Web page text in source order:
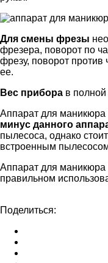
Для смены фрезы
фрезера, поворот по
фрезу, поворот против
ее.
Вес прибора в полной
Аппарат для маникюра
минус данного
пылесоса, однако
встроенным
Аппарат для
правильном
Поделиться: